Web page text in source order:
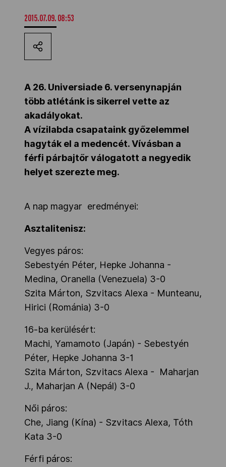
Kettőskarrier-program
Társszervezetek
OVEP
Adatbank
2015.07.09. 08:53
A 26. Universiade 6. versenynapján
több atlétánk is sikerrel vette az
akadályokat.
A vízilabda csapataink győzelemmel
hagyták el a medencét. Vívásban a
férfi párbajtőr válogatott a negyedik
helyet szerezte meg.
A nap magyar eredményei:
Asztalitenisz:
Vegyes páros:
Sebestyén Péter, Hepke Johanna -
Medina, Oranella (Venezuela) 3-0
Szita Márton, Szvitacs Alexa - Munteanu,
Hirici (Románia) 3-0
16-ba kerülésért:
Machi, Yamamoto (Japán) - Sebestyén
Péter, Hepke Johanna 3-1
Szita Márton, Szvitacs Alexa - Maharjan
J., Maharjan A (Nepál) 3-0
Női páros:
Che, Jiang (Kína) - Szvitacs Alexa, Tóth
Kata 3-0
Férfi páros: